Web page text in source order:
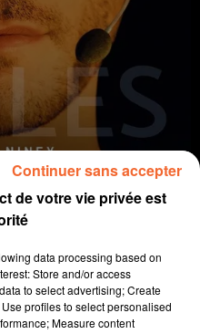
de votre vie privée est
data processing based on
Store and/or access
to select advertising; Create
profiles to select personalised
Measure content
Continuer sans accepter